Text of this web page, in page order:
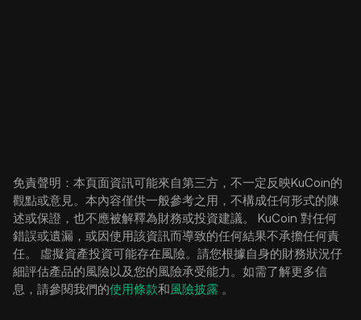
免責聲明：本頁面資訊可能來自第三方，不一定反映KuCoin的
觀點或意見。本內容僅供一般參考之用，不構成任何形式的陳
述或保證，也不應被解釋為財務或投資建議。 KuCoin 對任何
錯誤或遺漏，或因使用該資訊而導致的任何結果不承擔任何責
任。 虛擬資產投資可能存在風險。請您根據自身的財務狀況仔
細評估產品的風險以及您的風險承受能力。如需了解更多信
息，請參閱我們的使用條款和風險披露 。